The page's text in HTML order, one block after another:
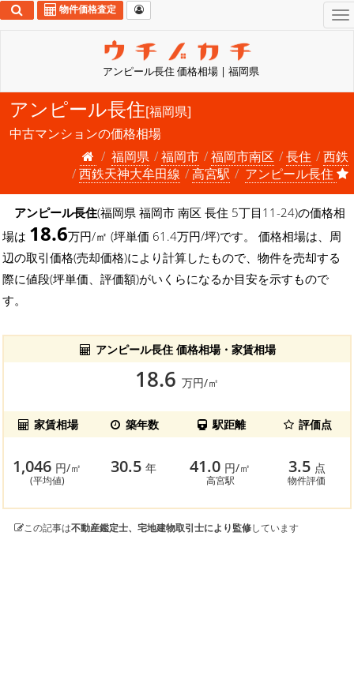
アンピール長住 価格相場 | 福岡県
物件価格査定
アンピール長住[福岡県]
中古マンションの価格相場
福岡県
福岡市 福岡市南区 長住
西鉄
西鉄天神大牟田線
高宮駅 アンピール長住
アンピール長住(福岡県 福岡市 南区 長住 5丁目11-24)の価格相
場は 18.6万円/㎡ (坪単価 61.4万円/坪)です。 価格相場は、周
辺の取引価格(売却価格)により計算したもので、物件を売却する
際に値段(坪単価、評価額)がいくらになるか目安を示すもので
す。
アンピール長住 価格相場・家賃相場
18.6 万円/㎡
家賃相場 築年数 駅距離 評価点
1,046 円/㎡
(平均値)
30.5年 41.0 円/㎡
高宮駅
3.5 点
物件評価
この記事は不動産鑑定士、宅地建物取引士により監修しています